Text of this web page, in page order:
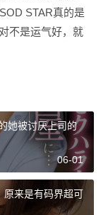
STAR真的是
不是运气好，就
她被讨厌上司的
06-01
原来是有码界超可